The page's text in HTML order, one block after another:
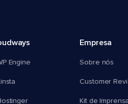
Engine
Empresa
Sobre nós
Customer
Kit de Imprensa